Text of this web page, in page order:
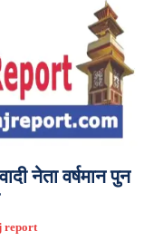
नेता वर्षमान पुन
report